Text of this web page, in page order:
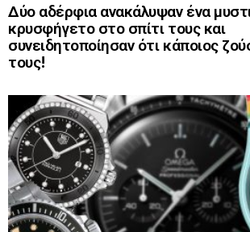
Δύο αδέρφια ανακάλυψαν ένα
κρυσφήγετο στο σπίτι τους και
συνειδητοποίησαν ότι κάποιος
τους!